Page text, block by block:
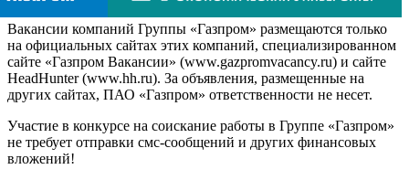
Вакансии компаний Группы «Газпром» размещаются только
на официальных сайтах этих компаний, специализированном
сайте «Газпром Вакансии» (www.gazpromvacancy.ru) и сайте
HeadHunter (www.hh.ru). За объявления, размещенные на
других сайтах, ПАО «Газпром» ответственности не несет.
Участие в конкурсе на соискание работы в Группе «Газпром»
не требует отправки смс-сообщений и других финансовых
вложений!